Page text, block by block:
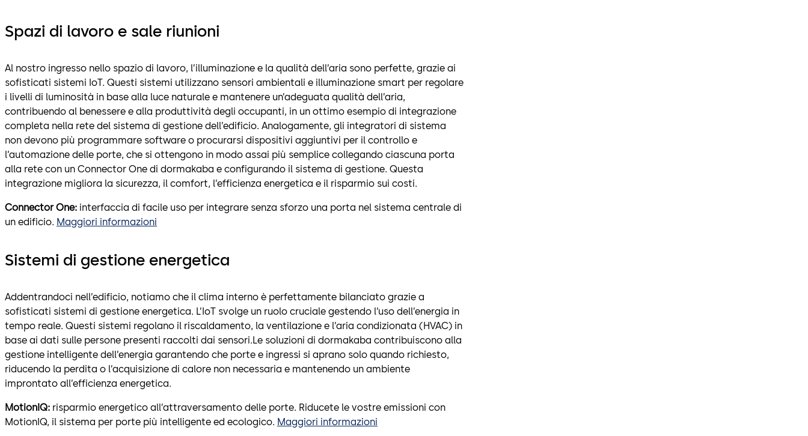
Spazi di lavoro e sale riunioni
Al nostro ingresso nello spazio di lavoro, l’illuminazione e la qualità dell’aria sono perfette, grazie ai
sofisticati sistemi IoT. Questi sistemi utilizzano sensori ambientali e illuminazione smart per regolare
i livelli di luminosità in base alla luce naturale e mantenere un’adeguata qualità dell’aria,
contribuendo al benessere e alla produttività degli occupanti, in un ottimo esempio di integrazione
completa nella rete del sistema di gestione dell’edificio. Analogamente, gli integratori di sistema
non devono più programmare software o procurarsi dispositivi aggiuntivi per il controllo e
l’automazione delle porte, che si ottengono in modo assai più semplice collegando ciascuna porta
alla rete con un Connector One di dormakaba e configurando il sistema di gestione. Questa
integrazione migliora la sicurezza, il comfort, l’efficienza energetica e il risparmio sui costi.
Connector One: interfaccia di facile uso per integrare senza sforzo una porta nel sistema centrale di
un edificio. Maggiori informazioni
Sistemi di gestione energetica
Addentrandoci nell’edificio, notiamo che il clima interno è perfettamente bilanciato grazie a
sofisticati sistemi di gestione energetica. L’IoT svolge un ruolo cruciale gestendo l’uso dell’energia in
tempo reale. Questi sistemi regolano il riscaldamento, la ventilazione e l’aria condizionata (HVAC) in
base ai dati sulle persone presenti raccolti dai sensori.Le soluzioni di dormakaba contribuiscono alla
gestione intelligente dell’energia garantendo che porte e ingressi si aprano solo quando richiesto,
riducendo la perdita o l’acquisizione di calore non necessaria e mantenendo un ambiente
improntato all’efficienza energetica.
MotionIQ: risparmio energetico all’attraversamento delle porte. Riducete le vostre emissioni con
MotionIQ, il sistema per porte più intelligente ed ecologico. Maggiori informazioni